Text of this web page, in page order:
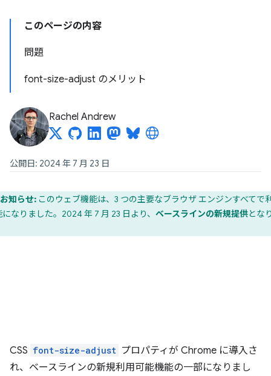
このページの内容
問題
font-size-adjust のメリット
Rachel Andrew
公開日: 2024 年 7 月 23 日
お知らせ: このウェブ機能は、3 つの主要なブラウザ エンジンすべてで
なりました。2024 年 7 月 23 日より、 ベースラインの新規提供とな
CSS font-size-adjust プロパティが Chrome に導入さ
れ、ベースラインの新規利用可能機能の一部になりまし